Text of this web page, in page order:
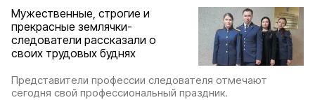
Мужественные, строгие и
прекрасные землячки-
следователи рассказали о
своих трудовых буднях
Представители профессии следователя отмечают
сегодня свой профессиональный праздник.